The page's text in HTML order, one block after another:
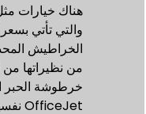
هناك خيارات
والتي تأتي
من نظيراتها من